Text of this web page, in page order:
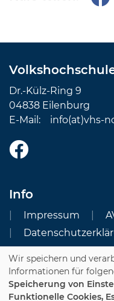
Dr.-Külz-Ring 9
04838 Eilenburg
E-Mail: info(at)vhs-
Info
Impressum
Cookie Einstellungen
Dozenten-Login
Wir speichern und
Informationen für
Speicherung von
Funktionelle Cookies,